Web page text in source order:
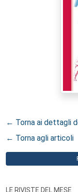
← Torna ai dettagli
← Torna agli articoli
LE RIVISTE DEL MESE